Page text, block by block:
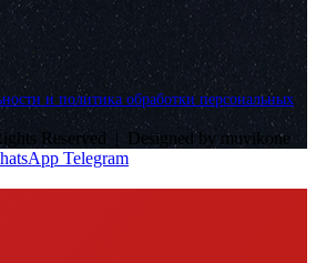
и политика обработки персональных
Reserved |
Designed by muvikone
Telegram